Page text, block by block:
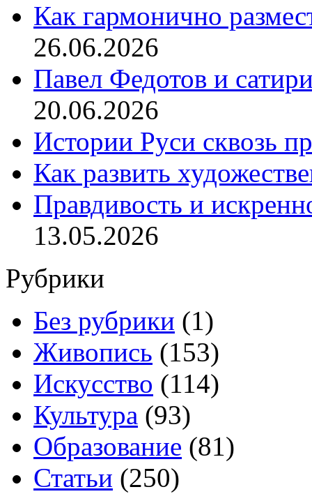
Как гармонично
26.06.2026
Павел Федотов и
20.06.2026
Истории Руси сквозь
Как развить
Правдивость и
13.05.2026
Рубрики
Без рубрики (1)
Живопись (153)
Искусство (114)
Культура (93)
Образование (81)
Статьи (250)